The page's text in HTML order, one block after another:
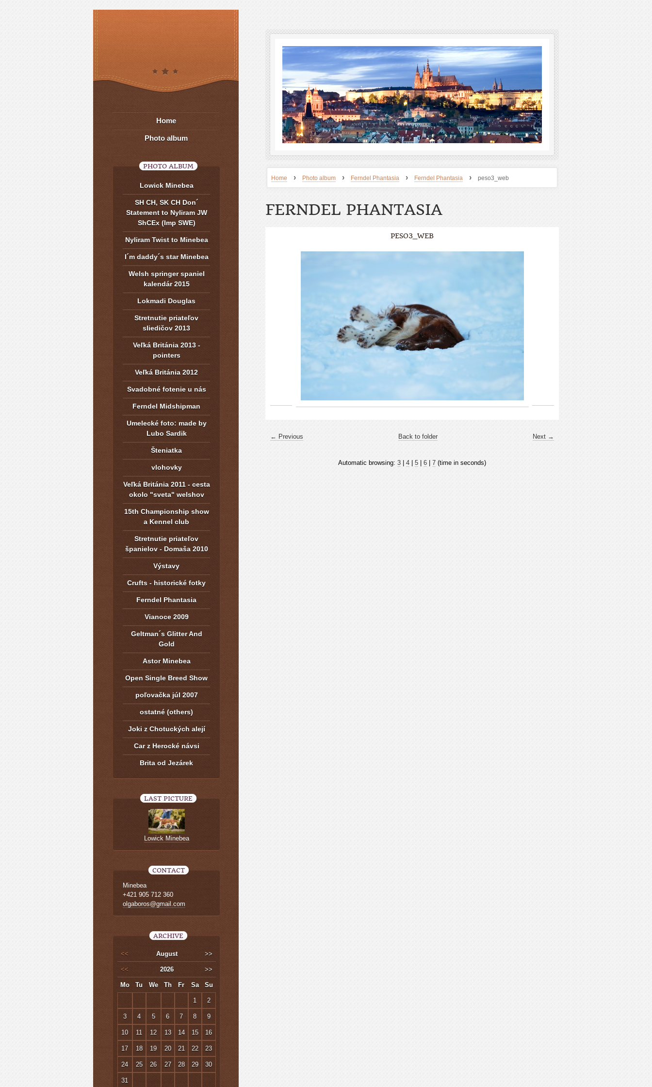
Home › Photo album › Ferndel Phantasia › Ferndel Phantasia › peso3_web
FERNDEL PHANTASIA
PESO3_WEB
← Previous Next →
Back to folder
Automatic browsing: 3 4 5 6 7 (time in seconds)
Home
Photo album
PHOTO ALBUM
Lowick Minebea
SH CH, SK CH Don´
Statement to Nyliram JW
ShCEx (Imp SWE)
Nyliram Twist to Minebea
I´m daddy´s star Minebea
Welsh springer spaniel
kalendár 2015
Lokmadi Douglas
Stretnutie priateľov
sliedičov 2013
Veľká Británia 2013 -
pointers
Veľká Británia 2012
Svadobné fotenie u nás
Ferndel Midshipman
Umelecké foto: made by
Lubo Sardik
Šteniatka
vlohovky
Veľká Británia 2011 - cesta
okolo "sveta" welshov
15th Championship show
a Kennel club
Stretnutie priateľov
španielov - Domaša 2010
Výstavy
Crufts - historické fotky
Ferndel Phantasia
Vianoce 2009
Geltman´s Glitter And
Gold
Astor Minebea
Open Single Breed Show
poľovačka júl 2007
ostatné (others)
Joki z Chotuckých alejí
Car z Herocké návsi
Brita od Jezárek
LAST PICTURE
Lowick Minebea
CONTACT
Minebea
+421 905 712 360
olgaboros@gmail.com
ARCHIVE
<< August >>
<< 2026 >>
Mo Tu We Th Fr Sa Su
1 2
3 4 5 6 7 8 9
10 11 12 13 14 15 16
17 18 19 20 21 22 23
24 25 26 27 28 29 30
31